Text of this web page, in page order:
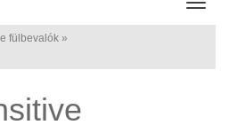
fülbevalók »